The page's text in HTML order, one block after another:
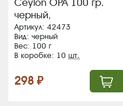
Ceylon ОРА 100 гр.
черный,
фигур.карт.пачка (10)
ВЛОЖЕНИЕ!!!
Артикул: 42473
Вид: черный
Вес: 100 г
В коробке: 10шт.
298 ₽